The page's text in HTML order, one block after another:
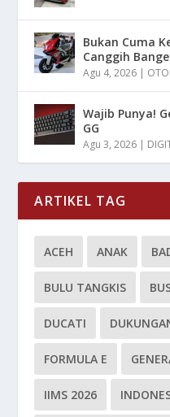
Bukan Cuma
Canggih
Agu 4, 2026 |
Wajib Punya!
GG
Agu 3, 2026 |
ARTIKEL TAG
ACEH ANAK
BULU TANGKIS
DUCATI
FORMULA E
IIMS 2026